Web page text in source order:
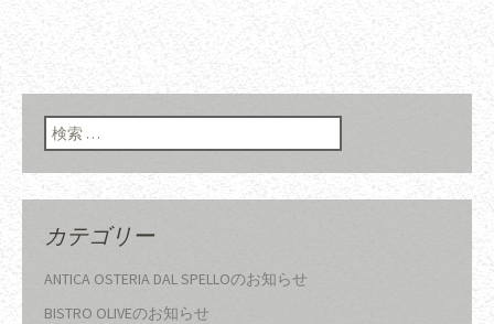
検索:
カテゴリー
ANTICA OSTERIA DAL SPELLOのお知らせ
BISTRO OLIVEのお知らせ